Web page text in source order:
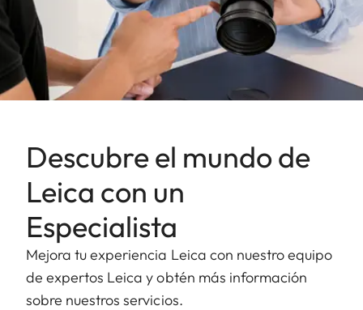
Descubre el mundo de
Leica con un
Especialista
Mejora tu experiencia Leica con nuestro equipo
de expertos Leica y obtén más información
sobre nuestros servicios.